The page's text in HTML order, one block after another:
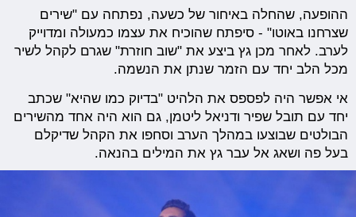
ההופעה, שהחלה באיחור של כשעה, נפתחה עם "שירים
שצרחנו באוטו" - סיפתח שהוכיח את עצמו כמעולה ומדוייק
לערב. לאחר מכן גץ ביצע את "שוב חוזרת" שגרם לקהל לשיר
מכל הלב יחד עם הזמר שנתן את הנשמה.
אי אפשר היה לפספס את הלהיט "בדיוק כמו שהיא" שכתב
יחד עם תובל שפיר ודניאל ליטמן, גם הוא היה אחד מהשירים
הבולטים שבוצעו במהלך הערב וסחפו את הקהל שדיקלם
בעל פה ושאג אל עבר גץ את המילים בהנאה.